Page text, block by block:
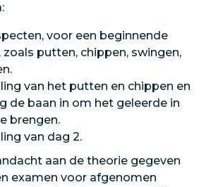
voor een beginnende
zoals putten, chippen, swingen,
van het putten en chippen en
de baan in om het geleerde in
brengen.
van dag 2.
aan de theorie gegeven
examen voor afgenomen